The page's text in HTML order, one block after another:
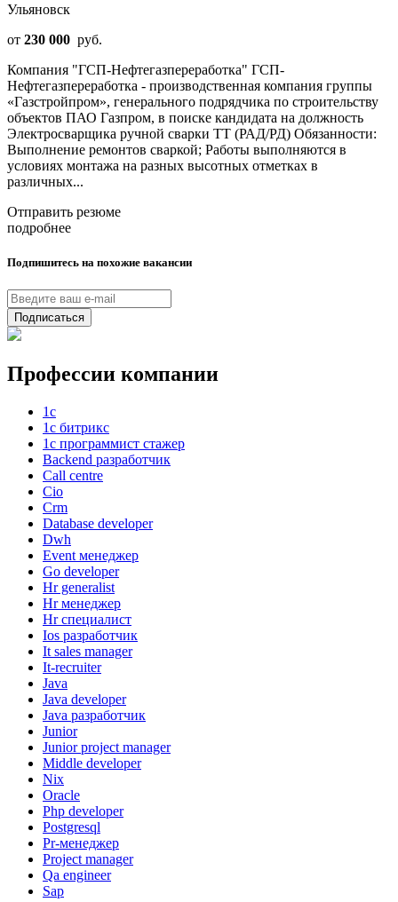
Ульяновск
от 230 000 руб.
Компания "ГСП-Нефтегазпереработка" ГСП-
Нефтегазпереработка - производственная компания группы
«Газстройпром», генерального подрядчика по строительству
объектов ПАО Газпром, в поиске кандидата на должность
Электросварщика ручной сварки ТТ (РАД/РД) Обязанности:
Выполнение ремонтов сваркой; Работы выполняются в
условиях монтажа на разных высотных отметках в
различных...
Отправить резюме
подробнее
Подпишитесь на похожие вакансии
Подписаться
Профессии компании
1с
1с битрикс
1с программист стажер
Backend разработчик
Call centre
Cio
Crm
Database developer
Dwh
Event менеджер
Go developer
Hr generalist
Hr менеджер
Hr специалист
Ios разработчик
It sales manager
It-recruiter
Java
Java developer
Java разработчик
Junior
Junior project manager
Middle developer
Nix
Oracle
Php developer
Postgresql
Pr-менеджер
Project manager
Qa engineer
Sap